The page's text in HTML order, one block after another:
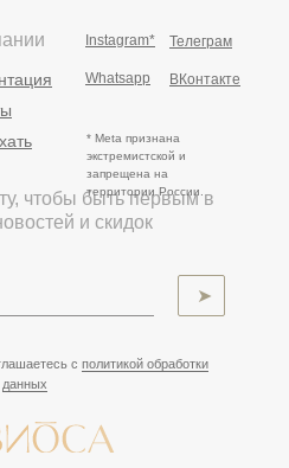
чтобы быть первым в
и скидок
с политикой обработки
данных
➤
Instagram*
* Meta признана
экстремистской и
запрещена на
территории России.
Whatsapp ВКонтакте
Телеграм